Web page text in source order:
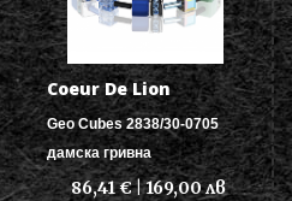
Coeur De Lion
Geo Cubes 2838/30-0705
дамска гривна
86,41 € | 169,00 лв